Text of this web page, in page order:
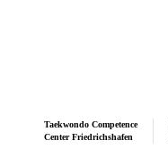
Taekwondo Competence
Center Friedrichshafen